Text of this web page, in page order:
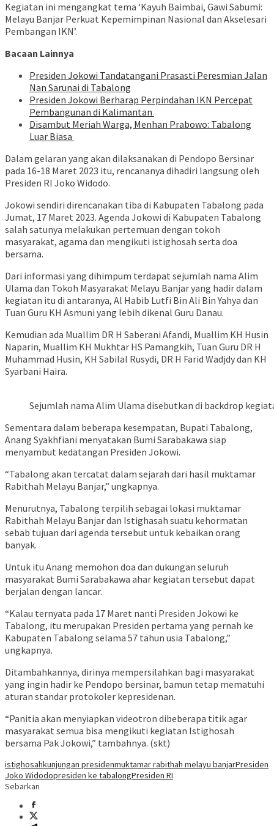
Kegiatan ini mengangkat tema ‘Kayuh Baimbai, Gawi Sabumi:
Melayu Banjar Perkuat Kepemimpinan Nasional dan Akselesari
Pembangan IKN’.
Bacaan Lainnya
Presiden Jokowi Tandatangani Prasasti Peresmian Jalan
Nan Sarunai di Tabalong
Presiden Jokowi Berharap Perpindahan IKN Percepat
Pembangunan di Kalimantan
Disambut Meriah Warga, Menhan Prabowo: Tabalong
Luar Biasa
Dalam gelaran yang akan dilaksanakan di Pendopo Bersinar
pada 16-18 Maret 2023 itu, rencananya dihadiri langsung oleh
Presiden RI Joko Widodo.
Jokowi sendiri direncanakan tiba di Kabupaten Tabalong pada
Jumat, 17 Maret 2023. Agenda Jokowi di Kabupaten Tabalong
salah satunya melakukan pertemuan dengan tokoh
masyarakat, agama dan mengikuti istighosah serta doa
bersama.
Dari informasi yang dihimpum terdapat sejumlah nama Alim
Ulama dan Tokoh Masyarakat Melayu Banjar yang hadir dalam
kegiatan itu di antaranya, Al Habib Lutfi Bin Ali Bin Yahya dan
Tuan Guru KH Asmuni yang lebih dikenal Guru Danau.
Kemudian ada Muallim DR H Saberani Afandi, Muallim KH Husin
Naparin, Muallim KH Mukhtar HS Pamangkih, Tuan Guru DR H
Muhammad Husin, KH Sabilal Rusydi, DR H Farid Wadjdy dan KH
Syarbani Haira.
Sejumlah nama Alim Ulama disebutkan di backdrop
Sementara dalam beberapa kesempatan, Bupati Tabalong,
Anang Syakhfiani menyatakan Bumi Sarabakawa siap
menyambut kedatangan Presiden Jokowi.
“Tabalong akan tercatat dalam sejarah dari hasil muktamar
Rabithah Melayu Banjar,” ungkapnya.
Menurutnya, Tabalong terpilih sebagai lokasi muktamar
Rabithah Melayu Banjar dan Istighasah suatu kehormatan
sebab tujuan dari agenda tersebut untuk kebaikan orang
banyak.
Untuk itu Anang memohon doa dan dukungan seluruh
masyarakat Bumi Sarabakawa ahar kegiatan tersebut dapat
berjalan dengan lancar.
“Kalau ternyata pada 17 Maret nanti Presiden Jokowi ke
Tabalong, itu merupakan Presiden pertama yang pernah ke
Kabupaten Tabalong selama 57 tahun usia Tabalong,”
ungkapnya.
Ditambahkannya, dirinya mempersilahkan bagi masyarakat
yang ingin hadir ke Pendopo bersinar, bamun tetap mematuhi
aturan standar protokoler kepresidenan.
“Panitia akan menyiapkan videotron dibeberapa titik agar
masyarakat semua bisa mengikuti kegiatan Istighosah
bersama Pak Jokowi,” tambahnya. (skt)
istighosahkunjungan presidenmuktamar rabithah melayu banjarPresiden
Joko Widodopresiden ke tabalongPresiden RI
Sebarkan